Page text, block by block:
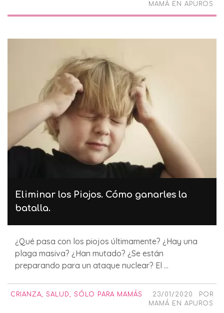
MAMÁ EN APUROS
Eliminar los Piojos. Cómo ganarles la
batalla.
¿Qué pasa con los piojos últimamente? ¿Hay una
plaga masiva? ¿Han mutado? ¿Se están
preparando para un ataque nuclear? El ...
CRIANZA, SALUD, SÓLO PARA MAMÁS 23/01/2020
POR
MAMÁ EN APUROS